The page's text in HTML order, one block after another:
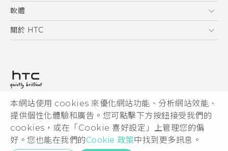
本網站使用 cookies 來優化網站功能、分析網站效能、
提供個性化體驗和廣告。您可點擊下方按鈕接受我們的
cookies，或在「Cookie 喜好設定」上管理您的偏
好。您也能在我們的Cookie 政策中找到更多訊息。
訂單管理
付款方式
到府收送維修服務
服務中心資訊
客戶服務佈告欄
軟體
應用程式
HTC Sync Manager
關於 HTC
投資人
隱私權政策
產品安全性
Cookie
© 2011-2026 HTC Corporation
HTC 法律文件
宏達國際電子股份有限公司 | 統一編號16003518